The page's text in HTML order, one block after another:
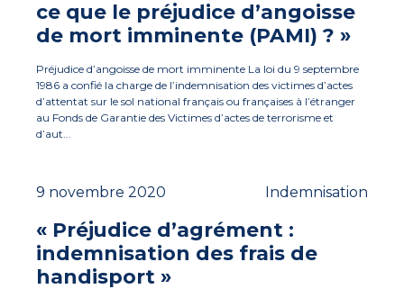
ce que le préjudice d’angoisse
de mort imminente (PAMI) ? »
Préjudice d’angoisse de mort imminente La loi du 9 septembre
1986 a confié la charge de l’indemnisation des victimes d’actes
d’attentat sur le sol national français ou françaises à l’étranger
au Fonds de Garantie des Victimes d’actes de terrorisme et
d’aut...
9 novembre 2020 Indemnisation
« Préjudice d’agrément :
indemnisation des frais de
handisport »